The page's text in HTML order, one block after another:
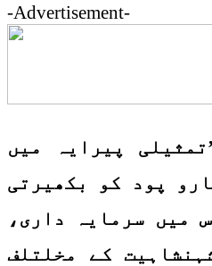
-Advertisement-
پیرایہ میں
پود کو بکھیرتی
میں سرمایہ داری،
کے مخلتلف